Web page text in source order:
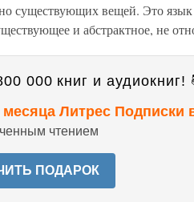
существующих вещей. Это
и абстрактное, не
000 книг и аудиокниг!
месяца Литрес Подписки
чтением
ПОДАРОК